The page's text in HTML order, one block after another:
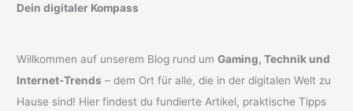
Dein digitaler Kompass
Willkommen auf unserem Blog rund umGaming, Technik und
Internet-Trends – dem Ort für alle, die in der digitalen Welt zu
Hause sind! Hier findest du fundierte Artikel, praktische Tipps